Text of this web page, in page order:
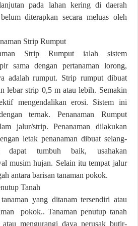
pada lahan kering di daerah
diterapkan secara meluas oleh
Strip Rumput
Strip Rumput ialah sistem
sama dengan pertanaman lorong,
adalah rumput. Strip rumput dibuat
lebar strip 0,5 m atau lebih. Semakin
mengendalikan erosi. Sistem ini
ternak. Penanaman Rumput
jalur/strip. Penanaman dilakukan
letak penanaman dibuat selang-
dapat tumbuh baik, usahakan
musim hujan. Selain itu tempat jalur
antara barisan tanaman pokok.
Tanah
yang ditanam tersendiri atau
pokok.. Tanaman penutup tanah
mengurangi daya perusak butir-